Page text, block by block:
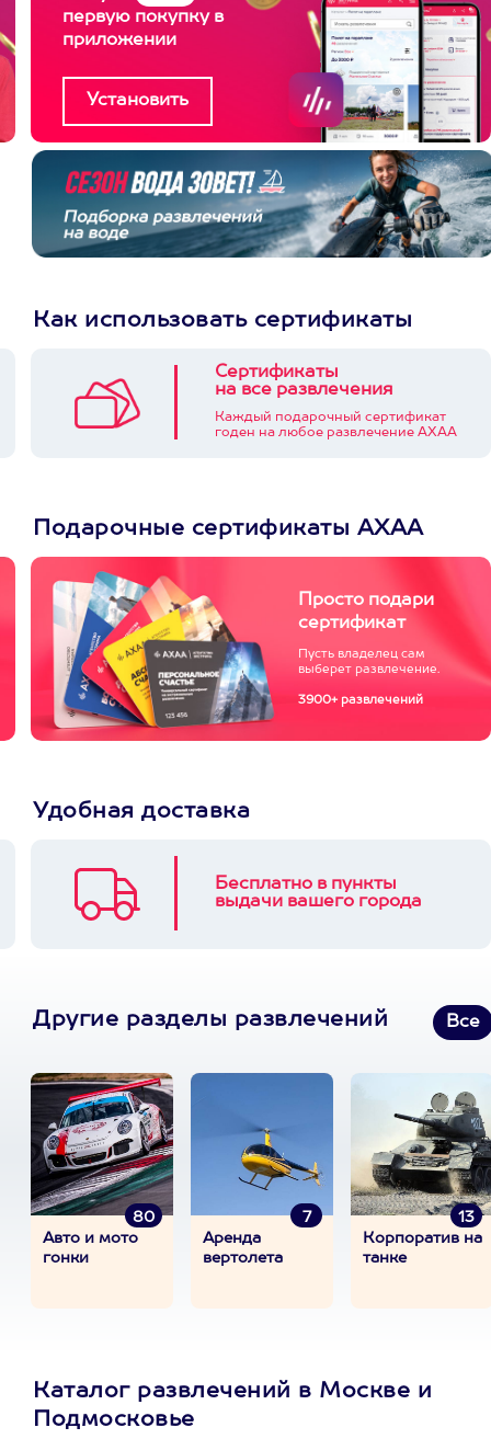
первую покупку в
приложении
Как использовать сертификаты
Сертификаты
на все развлечения
Каждый подарочный сертификат
годен на любое развлечение АХАА
Подарочные сертификаты АХАА
Просто подари
сертификат
Пусть владелец сам
выберет развлечение.
3900+ развлечений
Удобная доставка
Бесплатно в пункты
выдачи вашего города
Другие разделы развлечений Все
80
Авто и мото
гонки
7
Аренда
вертолета
13
Корпоратив на
танке
Каталог развлечений в Москве и
Подмосковье